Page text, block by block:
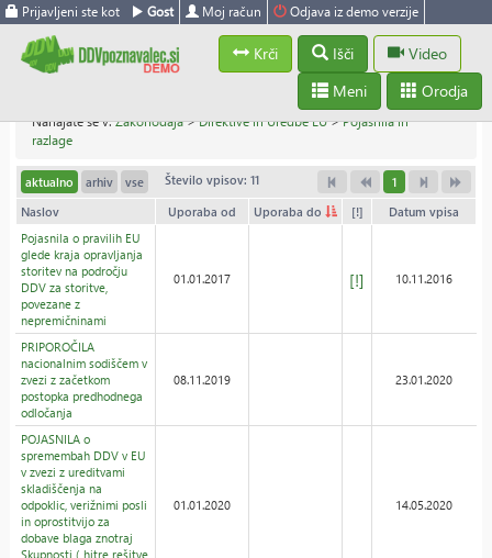
Prijavljeni ste kot Gost Moj račun Odjava iz demo verzije
Krči Išči
Video
Orodja
Meni
Nahajate se v:Zakonodaja>Direktive in Uredbe EU>Pojasnila in
razlage
aktualno arhiv vse Število vpisov: 11 1
Naslov Uporaba od Uporaba do [!]
Datum vpisa
Pojasnila o pravilih EU
glede kraja opravljanja
storitev na področju
DDV za storitve,
povezane z
nepremičninami
01.01.2017 [!] 10.11.2016
PRIPOROČILA
nacionalnim sodiščem v
zvezi z začetkom
postopka predhodnega
odločanja
08.11.2019 23.01.2020
POJASNILA o
spremembah DDV v EU
v zvezi z ureditvami
skladiščenja na
odpoklic, verižnimi posli
in oprostitvijo za
dobave blaga znotraj
Skupnosti („hitre rešitve
01.01.2020 14.05.2020